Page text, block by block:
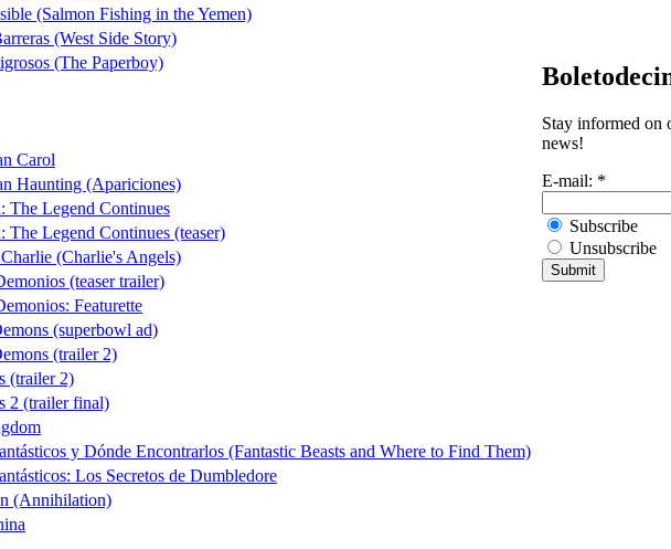
(Salmon Fishing in the Yemen)
(West Side Story)
(The Paperboy)
Carol
Haunting (Apariciones)
The Legend Continues
The Legend Continues (teaser)
(Charlie's Angels)
(teaser trailer)
Featurette
(superbowl ad)
(trailer 2)
(trailer 2)
2 (trailer final)
y Dónde Encontrarlos (Fantastic Beasts and Where to Find Them)
Los Secretos de Dumbledore
(Annihilation)
Stay informed on
news!
E-mail: *
Subscribe
Unsubscribe